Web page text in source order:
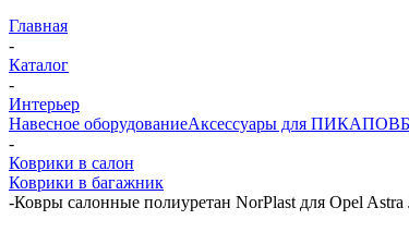
Главная
-
Каталог
-
Интерьер
Навесное оборудованиеАксессуары для ПИКАПОВ
-
Коврики в салон
Коврики в багажник
-Ковры салонные полиуретан NorPlast для Opel Astra